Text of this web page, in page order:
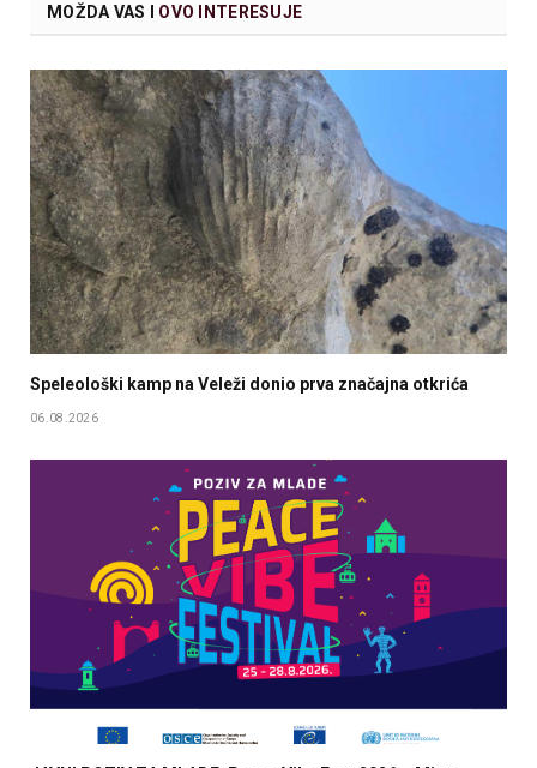
MOŽDA VAS I OVO INTERESUJE
Speleološki kamp na Veleži donio prva značajna otkrića
06.08.2026